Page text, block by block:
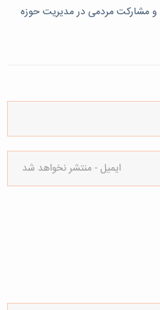
و مشارکت مردمی در مدیریت حوزه